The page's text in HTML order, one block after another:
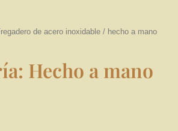
de acero inoxidable / hecho a mano
Hecho a mano